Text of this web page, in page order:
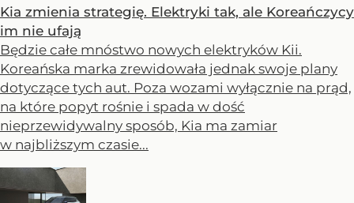
Kia zmienia strategię. Elektryki tak, ale Koreańczycy
im nie ufają
Będzie całe mnóstwo nowych elektryków Kii.
Koreańska marka zrewidowała jednak swoje plany
dotyczące tych aut. Poza wozami wyłącznie na prąd,
na które popyt rośnie i spada w dość
nieprzewidywalny sposób, Kia ma zamiar
w najbliższym czasie...